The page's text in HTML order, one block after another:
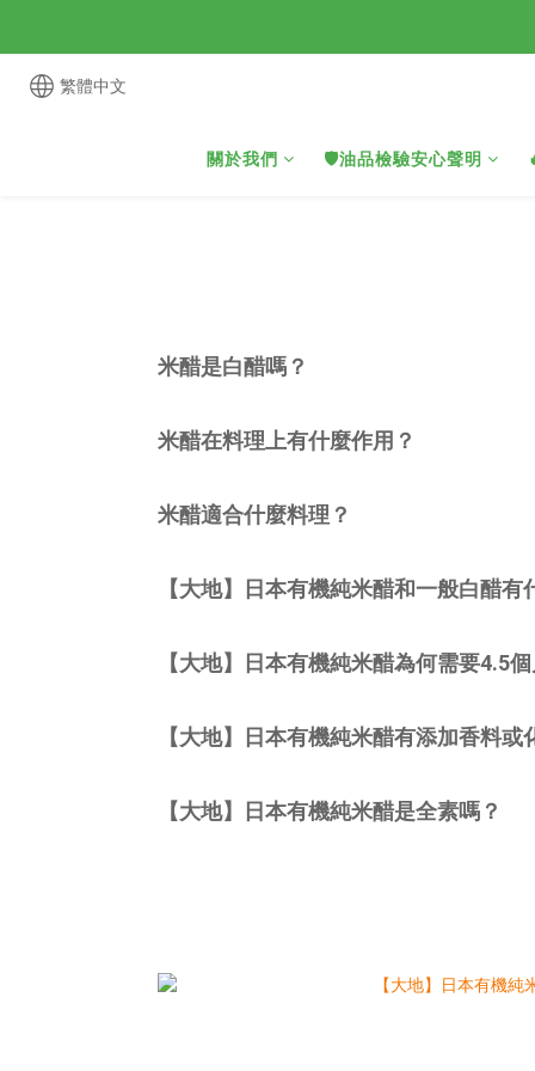
繁體中文
關於我們 🛡️油品檢驗安心聲明
米醋是白醋嗎？
米醋在料理上有什麼作用？
米醋適合什麼料理？
【大地】日本有機純米醋和一般白醋有
【大地】日本有機純米醋為何需要4.5
【大地】日本有機純米醋有添加香料或
【大地】日本有機純米醋是全素嗎？